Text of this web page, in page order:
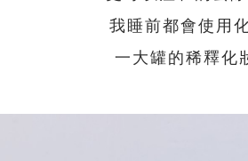
我睡前都會使用
一大罐的稀釋化